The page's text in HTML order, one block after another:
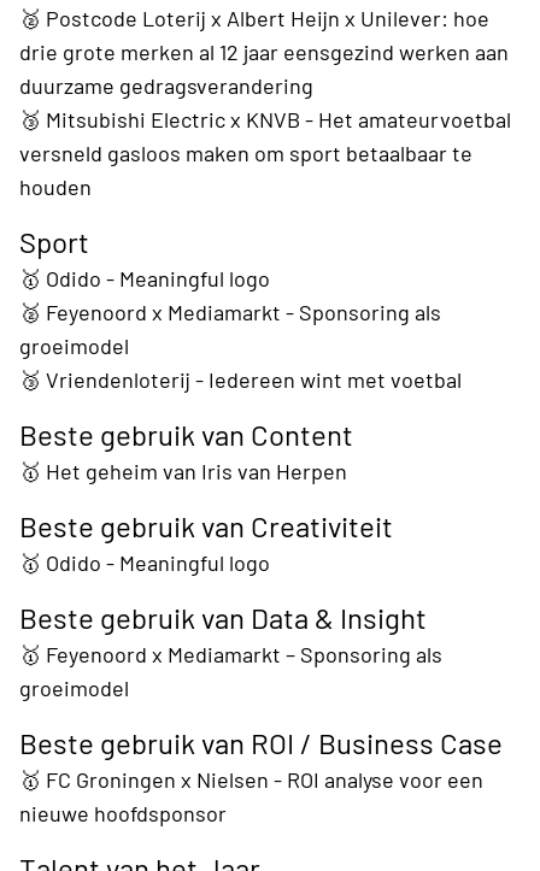
🥈 Postcode Loterij x Albert Heijn x Unilever: hoe
drie grote merken al 12 jaar eensgezind werken aan
duurzame gedragsverandering
🥉 Mitsubishi Electric x KNVB - Het amateurvoetbal
versneld gasloos maken om sport betaalbaar te
houden
Sport
🥇 Odido - Meaningful logo
🥈 Feyenoord x Mediamarkt - Sponsoring als
groeimodel
🥉 Vriendenloterij - Iedereen wint met voetbal
Beste gebruik van Content
🥇 Het geheim van Iris van Herpen
Beste gebruik van Creativiteit
🥇 Odido - Meaningful logo
Beste gebruik van Data & Insight
🥇 Feyenoord x Mediamarkt – Sponsoring als
groeimodel
Beste gebruik van ROI / Business Case
🥇 FC Groningen x Nielsen - ROI analyse voor een
nieuwe hoofdsponsor